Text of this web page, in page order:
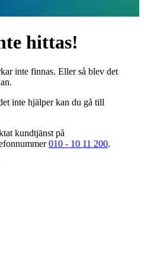
hittas!
inte finnas. Eller så blev det
inte hjälper kan du gå till
kundtjänst på
010 - 10 11 200.